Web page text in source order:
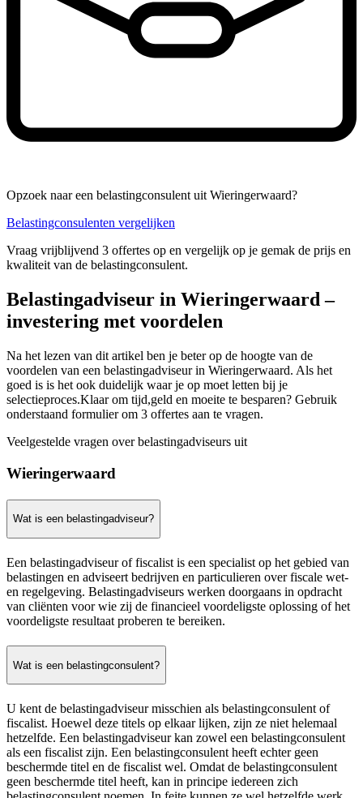
Opzoek naar een belastingconsulent uit Wieringerwaard?
Belastingconsulenten vergelijken
Vraag vrijblijvend 3 offertes op en vergelijk op je gemak de prijs en
kwaliteit van de belastingconsulent.
Belastingadviseur in Wieringerwaard –
investering met voordelen
Na het lezen van dit artikel ben je beter op de hoogte van de
voordelen van een belastingadviseur in Wieringerwaard. Als het
goed is is het ook duidelijk waar je op moet letten bij je
selectieproces.Klaar om tijd,geld en moeite te besparen? Gebruik
onderstaand formulier om 3 offertes aan te vragen.
Veelgestelde vragen over belastingadviseurs uit
Wieringerwaard
Wat is een belastingadviseur?
Een belastingadviseur of fiscalist is een specialist op het gebied van
belastingen en adviseert bedrijven en particulieren over fiscale wet-
en regelgeving. Belastingadviseurs werken doorgaans in opdracht
van cliënten voor wie zij de financieel voordeligste oplossing of het
voordeligste resultaat proberen te bereiken.
Wat is een belastingconsulent?
U kent de belastingadviseur misschien als belastingconsulent of
fiscalist. Hoewel deze titels op elkaar lijken, zijn ze niet helemaal
hetzelfde. Een belastingadviseur kan zowel een belastingconsulent
als een fiscalist zijn. Een belastingconsulent heeft echter geen
beschermde titel en de fiscalist wel. Omdat de belastingconsulent
geen beschermde titel heeft, kan in principe iedereen zich